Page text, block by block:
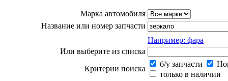
Марка автомобиля
Название или номер запчасти
Например: фара
Или выберите из списка
Критерии поиска
б/у запчасти
только в наличии